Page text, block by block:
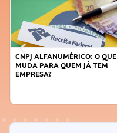
DICAS PARA OBTER CRÉDITO